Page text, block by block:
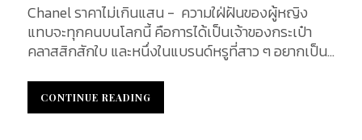
Chanel ราคาไม่เกินแสน - ความใฝ่ฝันของผู้หญิง
แทบจะทุกคนบนโลกนี้ คือการได้เป็นเจ้าของกระเป๋า
คลาสสิกสักใบ และหนึ่งในแบรนด์หรูที่สาว ๆ อยากเป็น
CONTINUE READING
CONTINUE READING